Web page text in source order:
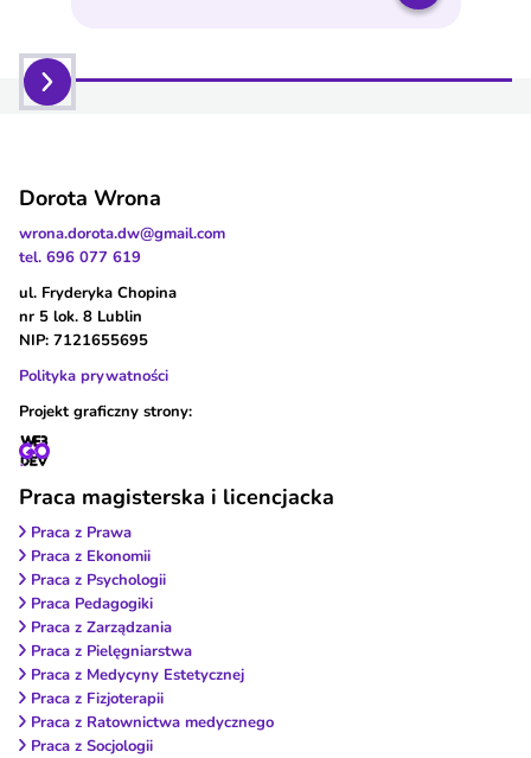
Dorota Wrona
wrona.dorota.dw@gmail.com
tel. 696 077 619
ul. Fryderyka Chopina
nr 5 lok. 8 Lublin
NIP: 7121655695
Polityka prywatności
Projekt graficzny strony:
Praca magisterska i licencjacka
Praca z Prawa
Praca z Ekonomii
Praca z Psychologii
Praca Pedagogiki
Praca z Zarządzania
Praca z Pielęgniarstwa
Praca z Medycyny Estetycznej
Praca z Fizjoterapii
Praca z Ratownictwa medycznego
Praca z Socjologii